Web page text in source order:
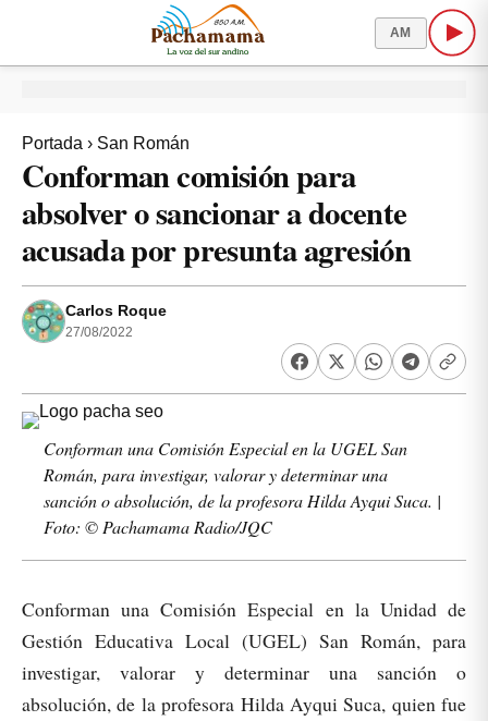
AM
Portada › San Román
Conforman comisión para
absolver o sancionar a docente
acusada por presunta agresión
Carlos Roque
27/08/2022
Conforman una Comisión Especial en la UGEL San
Román, para investigar, valorar y determinar una
sanción o absolución, de la profesora Hilda Ayqui Suca. |
Foto: © Pachamama Radio/JQC
Conforman una Comisión Especial en la Unidad de
Gestión Educativa Local (UGEL) San Román, para
investigar, valorar y determinar una sanción o
absolución, de la profesora Hilda Ayqui Suca, quien fue